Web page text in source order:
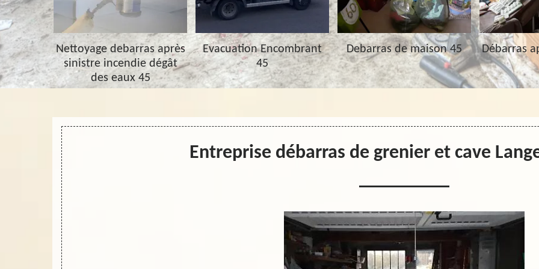
45
Nettoyage debarras après
sinistre incendie dégât
des eaux 45
Evacuation Encombrant
45
Debarras de maison 45 Débarras
Entreprise débarras de grenier et cave